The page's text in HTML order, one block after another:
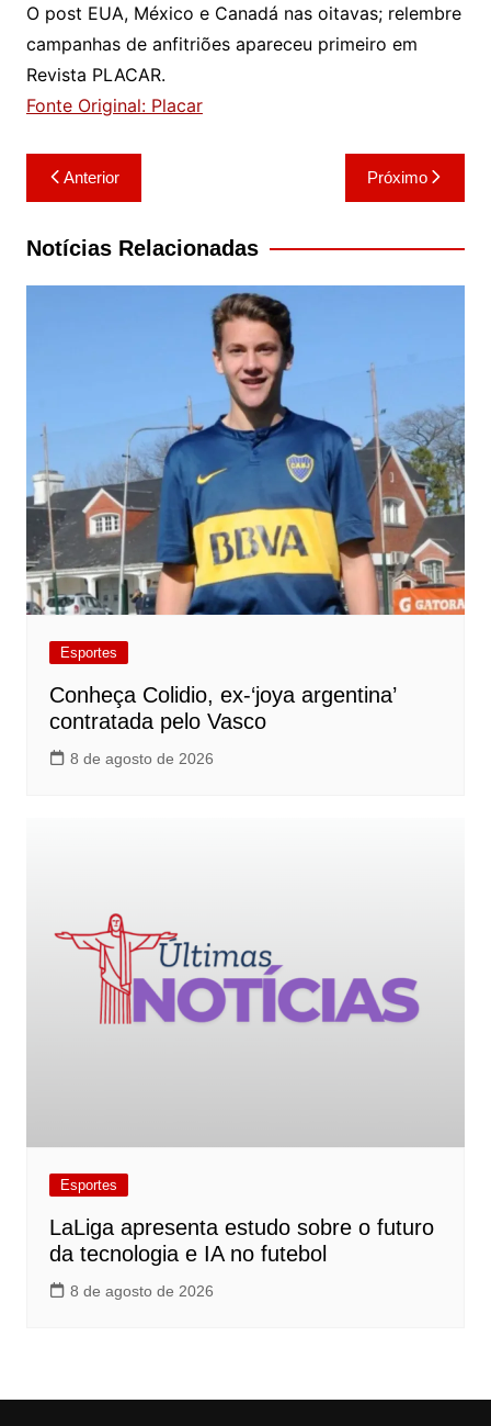
O post EUA, México e Canadá nas oitavas; relembre
campanhas de anfitriões apareceu primeiro em
Revista PLACAR.
Fonte Original: Placar
Navegação
de
Post
Anterior Próximo
Notícias Relacionadas
Esportes
Conheça Colidio, ex-‘joya argentina’
contratada pelo Vasco
8 de agosto de 2026
Esportes
LaLiga apresenta estudo sobre o futuro
da tecnologia e IA no futebol
8 de agosto de 2026